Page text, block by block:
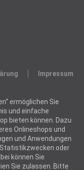
Impressum
ermöglichen Sie
und einfache
bieten können. Dazu
Onlineshops und
und Anwendungen
oder
können Sie
Sie zulassen. Bitte